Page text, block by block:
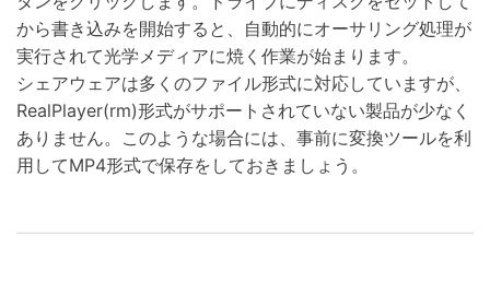
から書き込みを開始すると、自動的にオーサリング処理が
実行されて光学メディアに焼く作業が始まります。
シェアウェアは多くのファイル形式に対応していますが、
RealPlayer(rm)形式がサポートされていない製品が少なく
ありません。このような場合には、事前に変換ツールを利
用してMP4形式で保存をしておきましょう。